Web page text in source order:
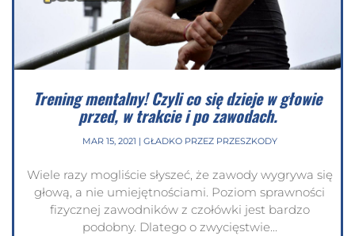
Trening mentalny! Czyli co się dzieje w głowie
przed, w trakcie i po zawodach.
MAR 15, 2021 | GŁADKO PRZEZ PRZESZKODY
Wiele razy mogliście słyszeć, że zawody wygrywa się
głową, a nie umiejętnościami. Poziom sprawności
fizycznej zawodników z czołówki jest bardzo
podobny. Dlatego o zwycięstwie...